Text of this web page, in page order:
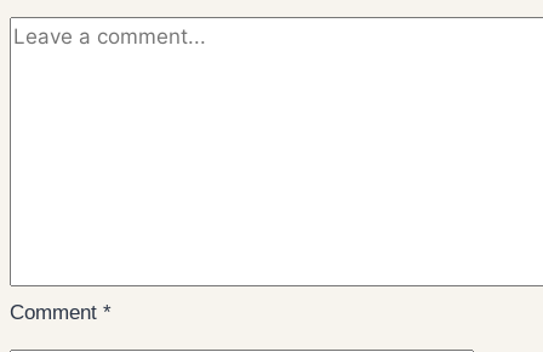
Comment *